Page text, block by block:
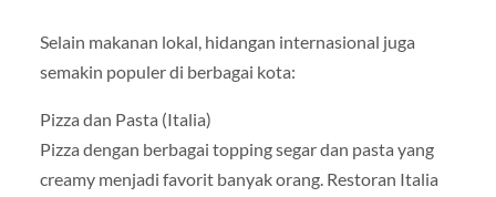
Selain makanan lokal, hidangan internasional juga
semakin populer di berbagai kota:
Pizza dan Pasta (Italia)
Pizza dengan berbagai topping segar dan pasta yang
creamy menjadi favorit banyak orang. Restoran Italia